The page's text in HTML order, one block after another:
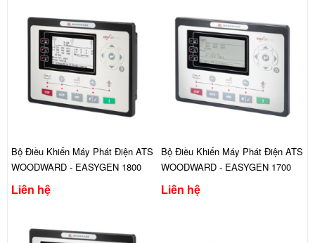
Bộ Điều Khiển Máy Phát Điện ATS
WOODWARD - EASYGEN 1800
Liên hệ
Bộ Điều Khiển Máy Phát Điện ATS
WOODWARD - EASYGEN 1700
Liên hệ